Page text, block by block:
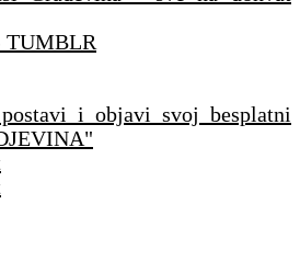
i objavi svoj besplatni